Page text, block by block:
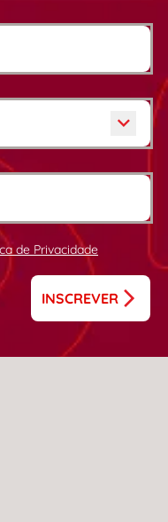
de Privacidade
INSCREVER